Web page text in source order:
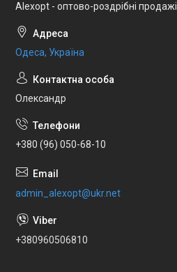
Alexopt - оптово-роздрібні продажі
Одеса, Україна
Олександр
+380 (96) 050-68-10
admin_alexopt@ukr.net
+380960506810